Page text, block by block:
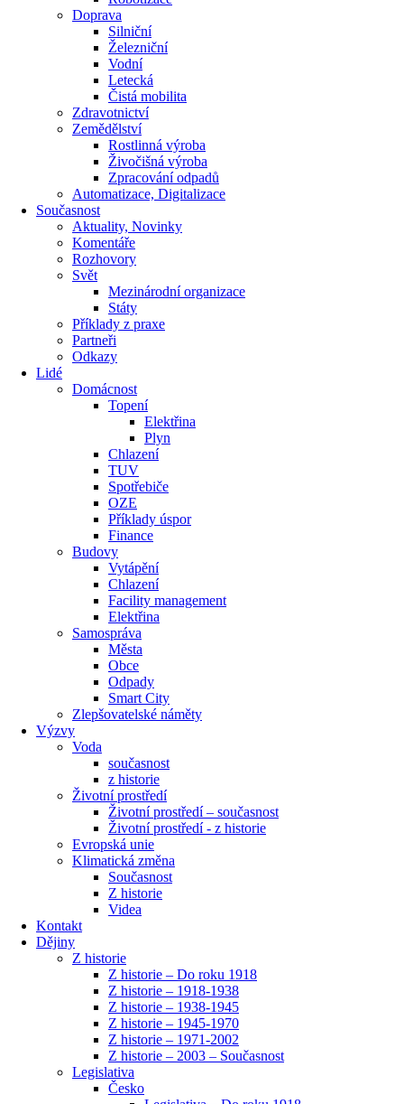
Doprava
Silniční
Železniční
Vodní
Letecká
Čistá mobilita
Zdravotnictví
Zemědělství
Rostlinná výroba
Živočišná výroba
Zpracování odpadů
Automatizace, Digitalizace
Současnost
Aktuality, Novinky
Komentáře
Rozhovory
Svět
Mezinárodní organizace
Státy
Příklady z praxe
Partneři
Odkazy
Lidé
Domácnost
Topení
Elektřina
Plyn
Chlazení
TUV
Spotřebiče
OZE
Příklady úspor
Finance
Budovy
Vytápění
Chlazení
Facility management
Elektřina
Samospráva
Města
Obce
Odpady
Smart City
Zlepšovatelské náměty
Výzvy
Voda
současnost
z historie
Životní prostředí
Životní prostředí – současnost
Životní prostředí ​- z historie
Evropská unie
Klimatická změna
Současnost
Z historie
Videa
Kontakt
Dějiny
Z historie
Z historie – Do roku 1918
Z historie – 1918-1938
Z historie – 1938-1945
Z historie – 1945-1970
Z historie – 1971-2002
Z historie – 2003 – Současnost
Legislativa
Česko